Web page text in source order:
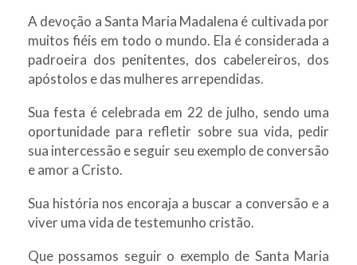
A devoção a Santa Maria Madalena é cultivada por
muitos fiéis em todo o mundo. Ela é considerada a
padroeira dos penitentes, dos cabelereiros, dos
apóstolos e das mulheres arrependidas.
Sua festa é celebrada em 22 de julho, sendo uma
oportunidade para refletir sobre sua vida, pedir
sua intercessão e seguir seu exemplo de conversão
e amor a Cristo.
Sua história nos encoraja a buscar a conversão e a
viver uma vida de testemunho cristão.
Que possamos seguir o exemplo de Santa Maria